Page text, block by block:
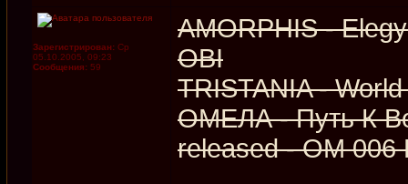
Зарегистрирован: Ср
05.10.2005, 09:23
Сообщения: 59
AMORPHIS -
OBI
TRISTANIA -
ОМЕЛА - Путь К
released - ОМ